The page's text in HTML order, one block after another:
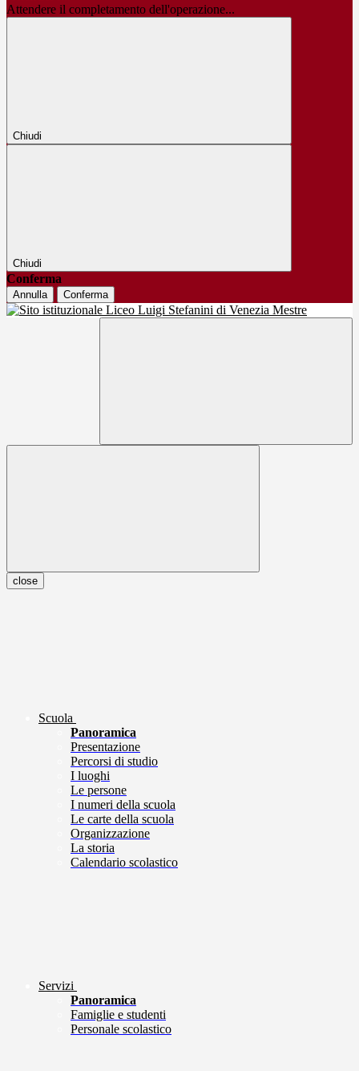
Attendere il completamento dell'operazione...
Chiudi
Chiudi
Conferma
Annulla Conferma
close
Scuola
Panoramica
Presentazione
Percorsi di studio
I luoghi
Le persone
I numeri della scuola
Le carte della scuola
Organizzazione
La storia
Calendario scolastico
Servizi
Panoramica
Famiglie e studenti
Personale scolastico